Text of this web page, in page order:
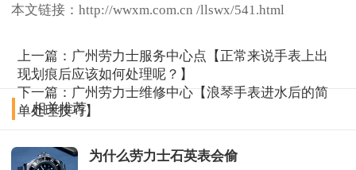
本文链接：http://wwxm.com.cn /llswx/541.html
上一篇： 广州劳力士服务中心点【正常来说手表上出
现划痕后应该如何处理呢？】
下一篇： 广州劳力士维修中心【浪琴手表进水后的简
单处理技巧】
相关推荐
为什么劳力士石英表会偷